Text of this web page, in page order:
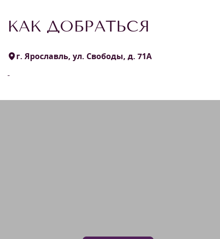
КАК ДОБРАТЬСЯ
г. Ярославль, ул. Свободы, д. 71А
-